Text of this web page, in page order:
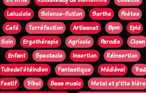
Laluciole
Science-fiction Sarthe
Poètes
Café
Torréfaction Artisanat Bpm
Epid
Soin
Ergothérapie Agricole Parodie
Clown
Enfant
Spectacle Insertion
Réinsertion
Tubedel'étéindien
Fantastique Médiéval
Trad
Festif
Tribal Bass music
Metal et p'tite bière